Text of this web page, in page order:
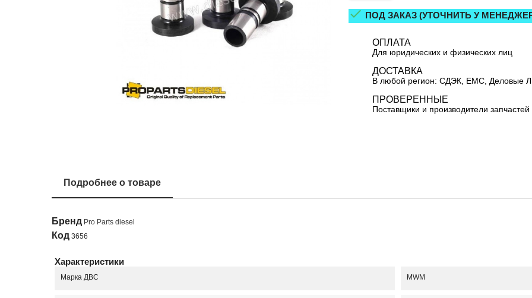
 ПОД ЗАКАЗ (УТОЧНИТЬ У
ОПЛАТА
Для юридических и физических лиц
ДОСТАВКА
В любой регион: СДЭК, ЕМС, Деловые
ПРОВЕРЕННЫЕ
Поставщики и производители запчастей
Подробнее о товаре
Бренд Pro Parts diesel
Код 3656
Характеристики
Марка ДВС MWM